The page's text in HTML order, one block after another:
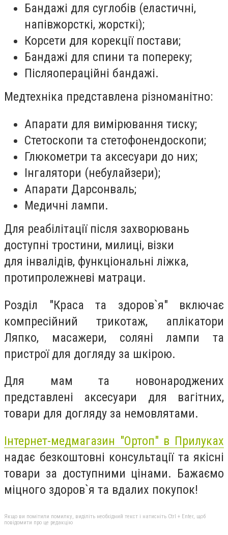
Бандажі для суглобів (еластичні,
напівжорсткі, жорсткі);
Корсети для корекції постави;
Бандажі для спини та попереку;
Післяопераційні бандажі.
Медтехніка представлена різноманітно:
Апарати для вимірювання тиску;
Стетоскопи та стетофонендоскопи;
Глюкометри та аксесуари до них;
Інгалятори (небулайзери);
Апарати Дарсонваль;
Медичні лампи.
Для реабілітації після захворювань
доступні тростини, милиці, візки
для інвалідів, функціональні ліжка,
протипролежневі матраци.
Розділ "Краса та здоров`я" включає
компресійний трикотаж, аплікатори
Ляпко, масажери, соляні лампи та
пристрої для догляду за шкірою.
Для мам та новонароджених
представлені аксесуари для вагітних,
товари для догляду за немовлятами.
Інтернет-медмагазин "Ортоп" в Прилуках
надає безкоштовні консультації та якісні
товари за доступними цінами. Бажаємо
міцного здоров`я та вдалих покупок!
Якщо ви помітили помилку, виділіть необхідний текст і натисніть Ctrl + Enter, щоб
повідомити про це редакцію